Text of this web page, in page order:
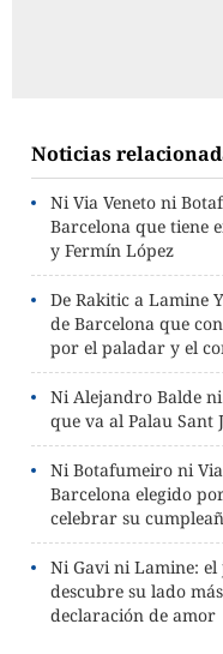
Noticias
Ni Via Veneto ni
Barcelona que tiene
y Fermín López
De Rakitic a Lamine
de Barcelona que
por el paladar y el
Ni Alejandro Balde
que va al Palau
Ni Botafumeiro ni
Barcelona elegido
celebrar su
Ni Gavi ni Lamine:
descubre su lado
declaración de amor